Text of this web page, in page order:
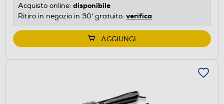
Acquisto online: disponibile
Ritiro in negozio in 30' gratuito: verifica
AGGIUNGI